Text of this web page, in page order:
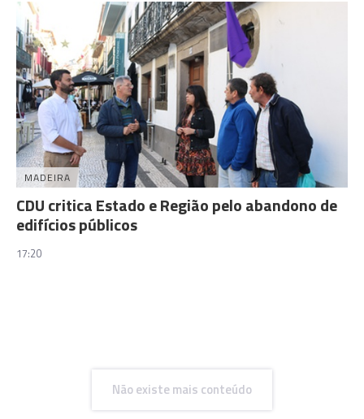
MADEIRA
CDU critica Estado e Região pelo abandono de
edifícios públicos
17:20
Não existe mais conteúdo